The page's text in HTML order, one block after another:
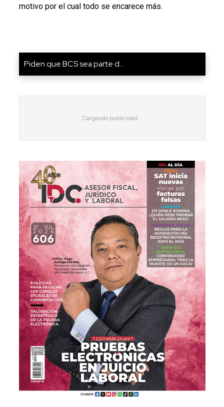
motivo por el cual todo se encarece más.
Piden que BCS sea parte d...